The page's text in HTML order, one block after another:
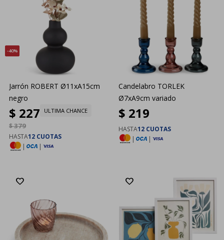
40
Jarrón ROBERT Ø11xA15cm
negro
$ 227
$379
ULTIMA CHANCE
HASTA12 CUOTAS
|
|
Candelabro TORLEK
Ø7xA9cm variado
$ 219
HASTA12 CUOTAS
|
|